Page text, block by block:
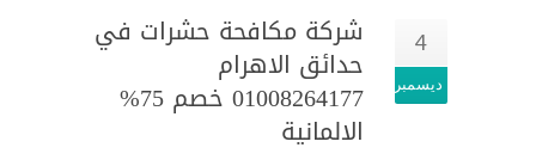
4
ديسمبر
شركة مكافحة حشرات في
حدائق الاهرام
01008264177 خصم 75%
الالمانية